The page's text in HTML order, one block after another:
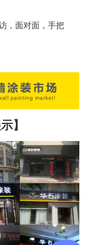
，面对面，手把
】